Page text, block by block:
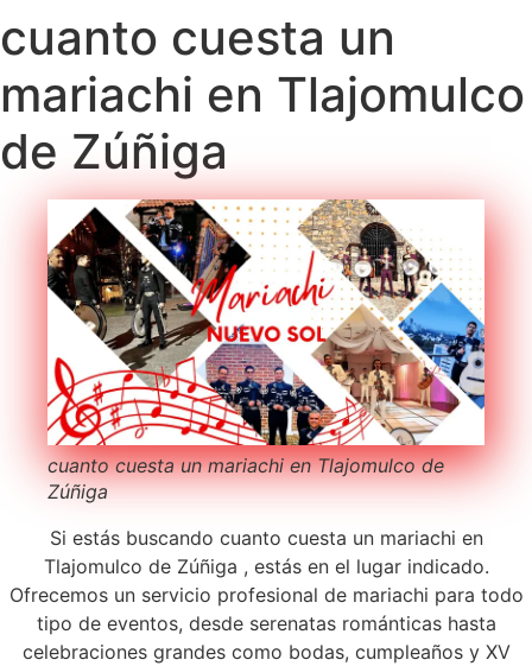
cuanto cuesta un
mariachi en Tlajomulco
de Zúñiga
cuanto cuesta un mariachi en Tlajomulco de
Zúñiga
Si estás buscando cuanto cuesta un mariachi en
Tlajomulco de Zúñiga , estás en el lugar indicado.
Ofrecemos un servicio profesional de mariachi para todo
tipo de eventos, desde serenatas románticas hasta
celebraciones grandes como bodas, cumpleaños y XV